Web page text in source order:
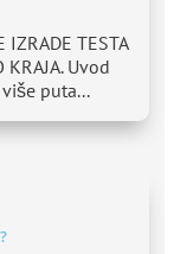
IZRADE TESTA
KRAJA. Uvod
puta...